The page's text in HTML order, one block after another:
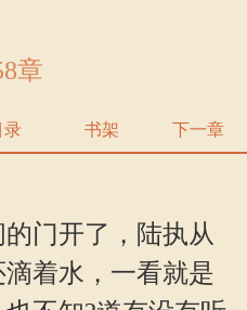
章
录 书架 下一章
门开了，陆执从
着水，一看就是